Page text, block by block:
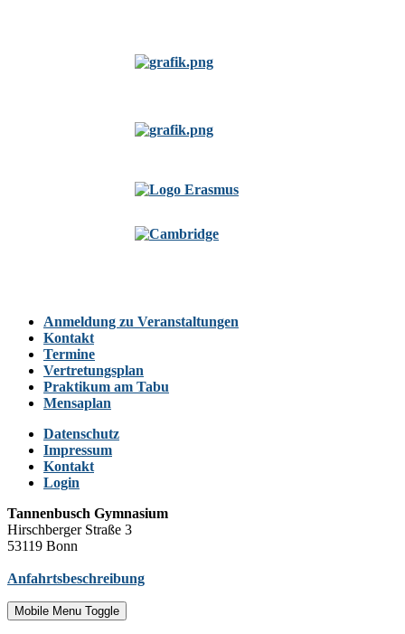
Anmeldung zu Veranstaltungen
Kontakt
Termine
Vertretungsplan
Praktikum am Tabu
Mensaplan
Datenschutz
Impressum
Kontakt
Login
Tannenbusch Gymnasium
Hirschberger Straße 3
53119 Bonn
Anfahrtsbeschreibung
Mobile Menu Toggle